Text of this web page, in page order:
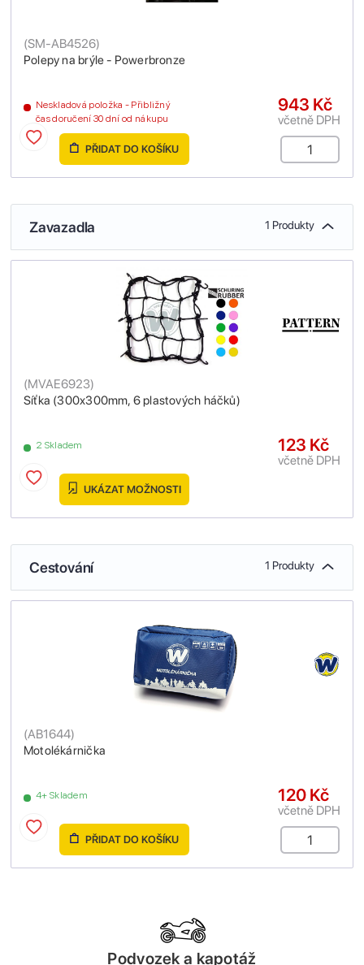
Polepy na brýle - Powerbronze
(SM-AB4526)
Neskladová položka - Přibližný
čas doručení 30 dní od nákupu
943 Kč
včetně DPH
PŘIDAT DO KOŠÍKU
Zavazadla 1 Produkty
Síťka (300x300mm, 6 plastových háčků)
(MVAE6923)
2 Skladem 123 Kč
včetně DPH
UKÁZAT MOŽNOSTI
Cestování 1 Produkty
Motolékárnička
(AB1644)
4+ Skladem 120 Kč
včetně DPH
PŘIDAT DO KOŠÍKU
Podvozek a kapotáž